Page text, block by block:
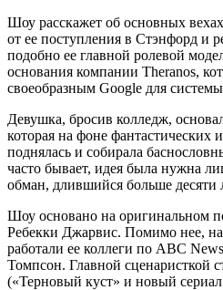
Шоу расскажет об основных
от ее поступления в Стэнфорд и
подобно ее главной ролевой
основания компании Theranos,
своеобразным Google для
Девушка, бросив колледж,
которая на фоне
поднялась и собирала
часто бывает, идея была нужна
обман, длившийся больше десяти
Шоу основано на оригинальном
Ребекки Джарвис. Помимо нее,
работали ее коллеги по ABC
Томпсон. Главной сценаристкой
(«Терновый куст» и новый